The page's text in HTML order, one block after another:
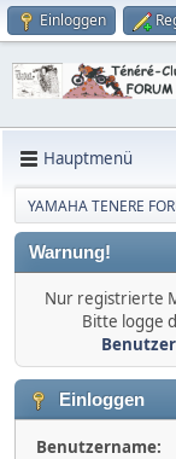
Einloggen
Hauptmenü
YAMAHA TENERE
Warnung!
Nur registrierte
Bitte logge
Einloggen
Benutzername: